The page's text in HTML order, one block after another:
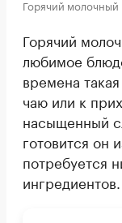
Горячий молочный
Горячий
любимое
времена такая
чаю или к
насыщенный
готовится он
потребуется
ингредиентов.